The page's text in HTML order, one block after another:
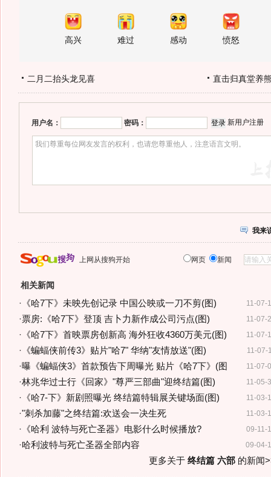
高兴 难过 感动 愤怒
二月二抬头龙见喜 直击归真堂养
用户名： 密码： 新用户注册
我来
上网从搜狗开始 网页 新闻
相关新闻
11-07-
· 《哈7下》未映先创记录 中国公映或一刀不剪(图)
11-07-
·票房:《哈7下》登顶 吉卜力新作成公司污点(图)
11-07-
· 《哈7下》首映票房创新高 海外狂收4360万美元(图)
11-07-
· 《蝙蝠侠前传3》贴片"哈7" 华纳"友情放送"(图)
11-07-
·曝《蝙蝠侠3》首款预告下周曝光 贴片《哈7下》(图
11-05-
·林兆华过士行《回家》"尊严三部曲"迎终结篇(图)
11-03-
· 《哈7-下》新剧照曝光 终结篇特辑展关键场面(图)
11-03-
·"刺杀加藤"之终结篇:欢送会一决生死
09-11-
· 《哈利 波特与死亡圣器》电影什么时候播放?
09-04-
·哈利波特与死亡圣器全部内容
更多关于 终结篇 六部的新闻